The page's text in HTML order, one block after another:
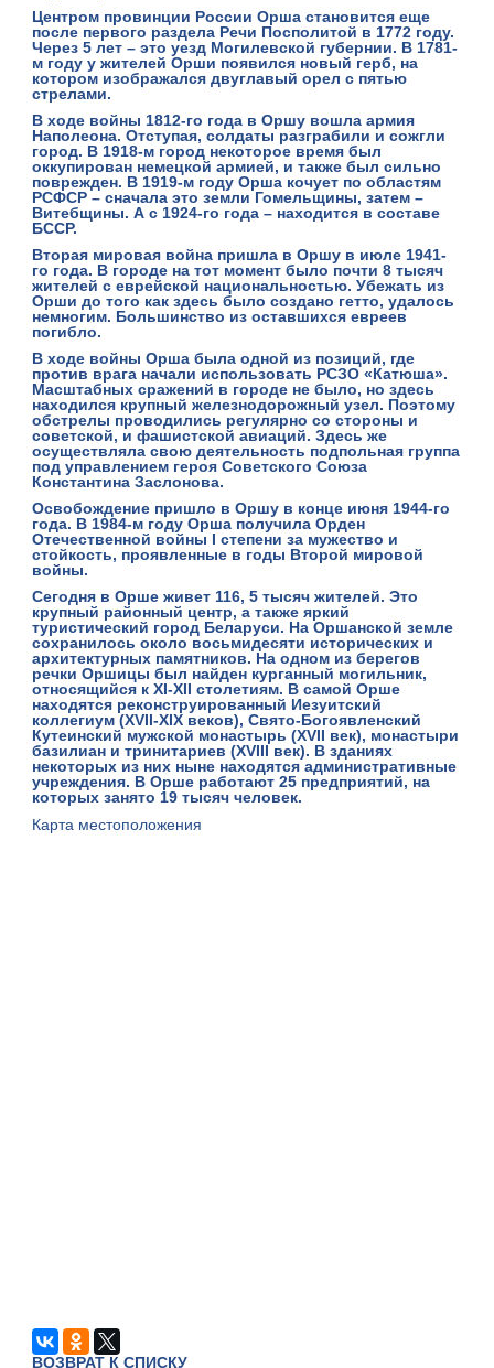
Центром провинции России Орша становится еще
после первого раздела Речи Посполитой в 1772 году.
Через 5 лет – это уезд Могилевской губернии. В 1781-
м году у жителей Орши появился новый герб, на
котором изображался двуглавый орел с пятью
стрелами.
В ходе войны 1812-го года в Оршу вошла армия
Наполеона. Отступая, солдаты разграбили и сожгли
город. В 1918-м город некоторое время был
оккупирован немецкой армией, и также был сильно
поврежден. В 1919-м году Орша кочует по областям
РСФСР – сначала это земли Гомельщины, затем –
Витебщины. А с 1924-го года – находится в составе
БССР.
Вторая мировая война пришла в Оршу в июле 1941-
го года. В городе на тот момент было почти 8 тысяч
жителей с еврейской национальностью. Убежать из
Орши до того как здесь было создано гетто, удалось
немногим. Большинство из оставшихся евреев
погибло.
В ходе войны Орша была одной из позиций, где
против врага начали использовать РСЗО «Катюша».
Масштабных сражений в городе не было, но здесь
находился крупный железнодорожный узел. Поэтому
обстрелы проводились регулярно со стороны и
советской, и фашистской авиаций. Здесь же
осуществляла свою деятельность подпольная группа
под управлением героя Советского Союза
Константина Заслонова.
Освобождение пришло в Оршу в конце июня 1944-го
года. В 1984-м году Орша получила Орден
Отечественной войны I степени за мужество и
стойкость, проявленные в годы Второй мировой
войны.
Сегодня в Орше живет 116, 5 тысяч жителей. Это
крупный районный центр, а также яркий
туристический город Беларуси. На Оршанской земле
сохранилось около восьмидесяти исторических и
архитектурных памятников. На одном из берегов
речки Оршицы был найден курганный могильник,
относящийся к XI-XII столетиям. В самой Орше
находятся реконструированный Иезуитский
коллегиум (XVII-XIX веков),Свято-Богоявленский
Кутеинский мужской монастырь (XVII век), монастыри
базилиан и тринитариев (XVIII век). В зданиях
некоторых из них ныне находятся административные
учреждения. В Орше работают 25 предприятий, на
которых занято 19 тысяч человек.
Карта местоположения
ВОЗВРАТ К СПИСКУ